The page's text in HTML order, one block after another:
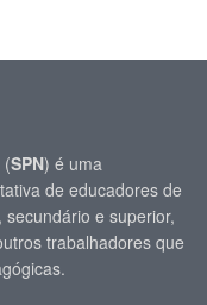
(SPN) é uma
de educadores de
e superior,
trabalhadores que